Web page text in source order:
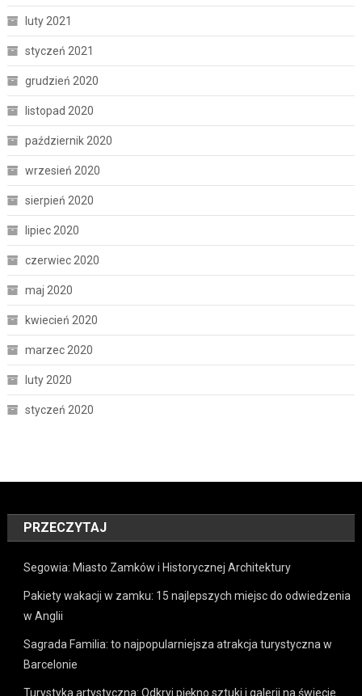
luty 2021
styczeń 2021
grudzień 2020
listopad 2020
październik 2020
wrzesień 2020
sierpień 2020
lipiec 2020
czerwiec 2020
maj 2020
kwiecień 2020
marzec 2020
luty 2020
styczeń 2020
PRZECZYTAJ
Segowia: Miasto Zamków i Historycznej Architektury
Pakiety wakacji w zamku: 15 najlepszych miejsc do odwiedzenia
w Anglii
Sagrada Familia: to najpopularniejsza atrakcja turystyczna w
Barcelonie
Turystyka artystyczna: Odkryj piękno sztuki i galerii na świecie